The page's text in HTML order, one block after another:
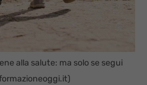
alla salute: ma solo se segui